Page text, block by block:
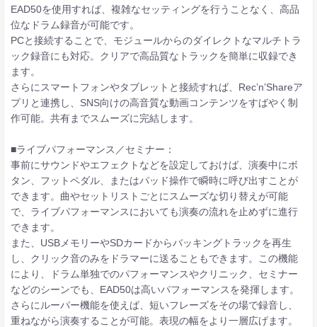
EAD50を使用すれば、複雑なセッティングを行うことなく、高品
位なドラム録音が可能です。
PCと接続することで、モジュールからのダイレクトなマルチトラ
ック録音にも対応。クリアで高品質なトラックを簡単に収録でき
ます。
さらにスマートフォンやタブレットと接続すれば、Rec’n’Shareア
プリと連携し、SNS向けの高音質な動画コンテンツをすばやく制
作可能。共有までスムーズに完結します。
■ライブパフォーマンス／セミナー：
事前にサウンドやエフェクトなどを設定しておけば、演奏中にボ
タン、フットペダル、またはパッド操作で瞬時に呼び出すことが
できます。曲やセットリストごとにスムーズな切り替えが可能
で、ライブパフォーマンスにおいても演奏の流れを止めずに進行
できます。
また、USBメモリーやSDカードからバッキングトラックを再生
し、クリック音のみをドラマーに送ることもできます。この機能
により、ドラム単独でのパフォーマンスやクリニック、セミナー
などのシーンでも、EAD50は高いパフォーマンスを発揮します。
さらにルーパー機能を使えば、短いフレーズをその場で録音し、
重ねながら演奏することが可能。表現の幅をより一層広げます。